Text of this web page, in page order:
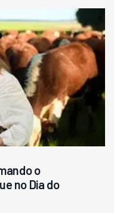
o
no Dia do